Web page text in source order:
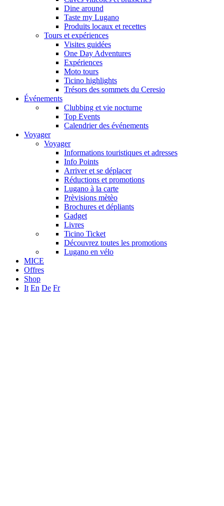
Dine around
Taste my Lugano
Produits locaux et recettes
Tours et expériences
Visites guidées
One Day Adventures
Expériences
Moto tours
Ticino highlights
Trésors des sommets du Ceresio
Événements
Clubbing et vie nocturne
Top Events
Calendrier des événements
Voyager
Voyager
Informations touristiques et adresses
Info Points
Arriver et se déplacer
Réductions et promotions
Lugano à la carte
Prèvisions mètèo
Brochures et dépliants
Gadget
Livres
Ticino Ticket
Découvrez toutes les promotions
Lugano en vélo
MICE
Offres
Shop
It En De Fr